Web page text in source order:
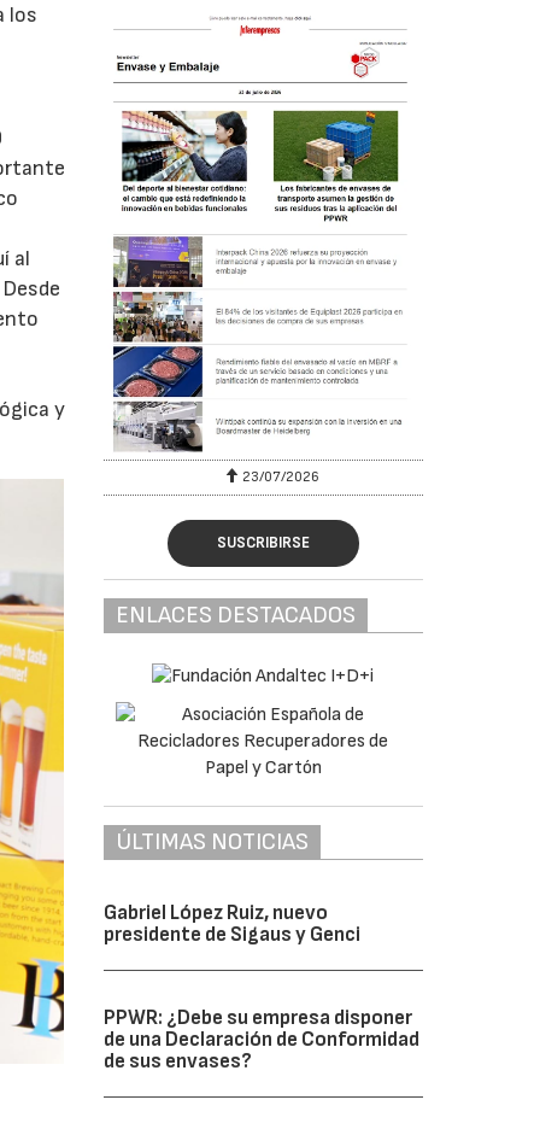
los
al
y
SUSCRIBIRSE
ENLACES DESTACADOS
ÚLTIMAS NOTICIAS
Gabriel López Ruiz, nuevo
presidente de Sigaus y Genci
PPWR: ¿Debe su empresa disponer
de una Declaración de Conformidad
de sus envases?